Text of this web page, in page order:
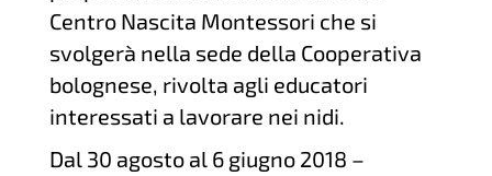
Centro Nascita Montessori che si
svolgerà nella sede della Cooperativa
bolognese, rivolta agli educatori
interessati a lavorare nei nidi.
Dal 30 agosto al 6 giugno 2018 –